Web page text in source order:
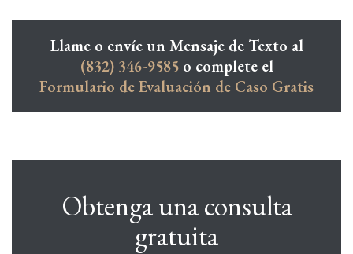
Llame o envíe un Mensaje de Texto al
(832) 346-9585o complete el
Formulario de Evaluación de Caso Gratis
Obtenga una consulta
gratuita